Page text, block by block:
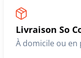
Livraison So
À domicile ou en